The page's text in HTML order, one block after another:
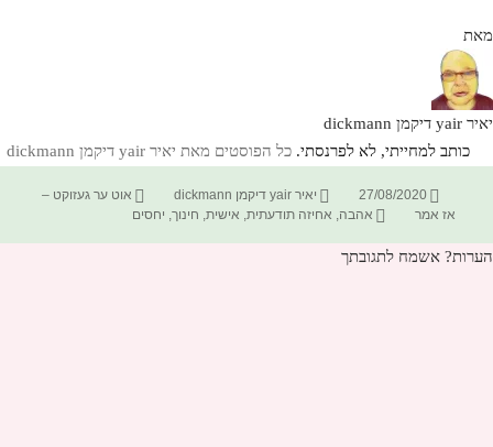
מאת
יאיר yair דיקמן dickmann
כותב למחייתי, לא לפרנסתי. כל הפוסטים מאת יאיר yair דיקמן dickmann‏
פורסם
בתאריך
27/08/2020 מחבר
יאיר yair דיקמן dickmann קטגוריות
אוט ער געזוקט –
אז אמר
תגיות
אהבה, אחיזה תודעתית, אישית, חינוך, יחסים
הערות? אשמח לתגובתך